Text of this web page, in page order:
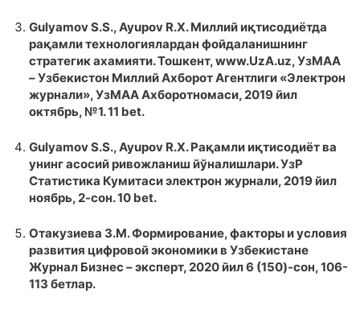
Gulyamov S.S., Ayupov R.X. Миллий иқтисодиётда
рақамли технологиялардан фойдаланишнинг
стратегик ахамияти. Тошкент, www.UzA.uz, УзМАА
– Узбекистон Миллий Ахборот Агентлиги «Электрон
журнали», УзМАА Ахборотномаси, 2019 йил
октябрь, №1. 11 bet.
Gulyamov S.S., Ayupov R.X. Рақамли иқтисодиёт ва
унинг асосий ривожланиш йўналишлари. УзР
Статистика Кумитаси электрон журнали, 2019 йил
ноябрь, 2-сон. 10 bet.
Отакузиева З.М. Фopмиpoвaние, фaктopы и уcлoвия
paзвития цифpoвoй экoнoмики в Узбекистане
Журнал Бизнес – эксперт, 2020 йил 6 (150)-сон, 106-
113 бетлар.